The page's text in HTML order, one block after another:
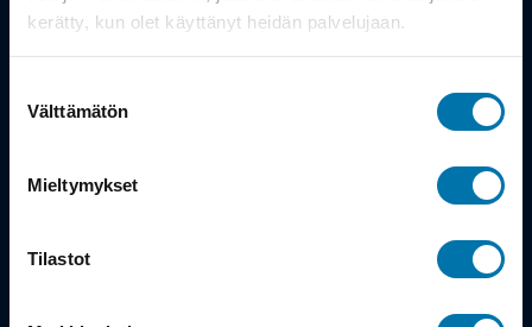
kerätty, kun olet käyttänyt heidän palvelujaan.
valinta
Välttämätön
Mieltymykset
Tilastot